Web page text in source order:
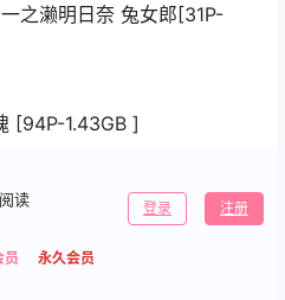
之濑明日奈 兔女郎[31P-
[94P-1.43GB ]
读
员 永久会员
登录 注册